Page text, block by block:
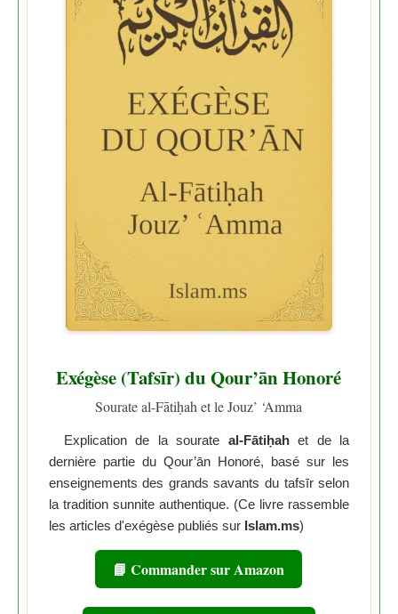
Exégèse (Tafsīr) du Qour’ān Honoré
Sourate al-Fātiḥah et le Jouz’ ‘Amma
Explication de la sourate al-Fātiḥahet de la
dernière partie du Qour’ān Honoré, basé sur les
enseignements des grands savants du tafsīr selon
la tradition sunnite authentique. (Ce livre rassemble
les articles d'exégèse publiés sur Islam.ms)
📘 Commander sur Amazon